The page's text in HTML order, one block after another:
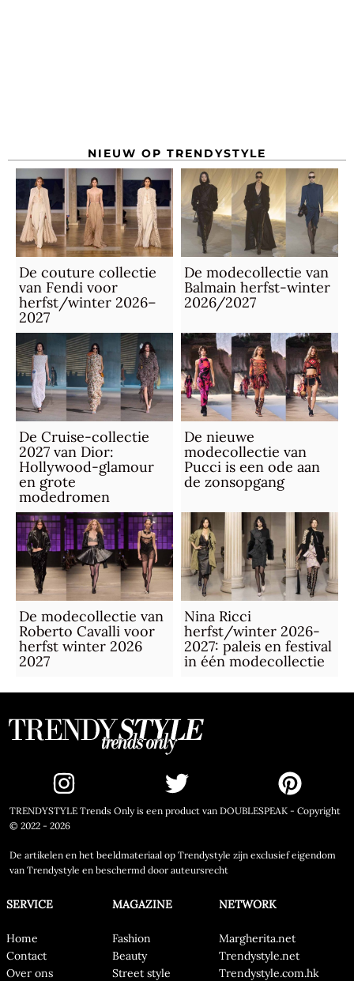
NIEUW OP TRENDYSTYLE
De couture collectie
van Fendi voor
herfst/winter 2026–
2027
De modecollectie van
Balmain herfst-winter
2026/2027
De Cruise-collectie
2027 van Dior:
Hollywood-glamour
en grote
modedromen
De nieuwe
modecollectie van
Pucci is een ode aan
de zonsopgang
De modecollectie van
Roberto Cavalli voor
herfst winter 2026
2027
Nina Ricci
herfst/winter 2026-
2027: paleis en festival
in één modecollectie
TRENDYSTYLE Trends Only is een product van DOUBLESPEAK - Copyright
© 2022 - 2026
De artikelen en het beeldmateriaal op Trendystyle zijn exclusief eigendom
van Trendystyle en beschermd door auteursrecht
SERVICE
Home
Contact
Over ons
MAGAZINE
Fashion
Beauty
Street style
NETWORK
Margherita.net
Trendystyle.net
Trendystyle.com.hk